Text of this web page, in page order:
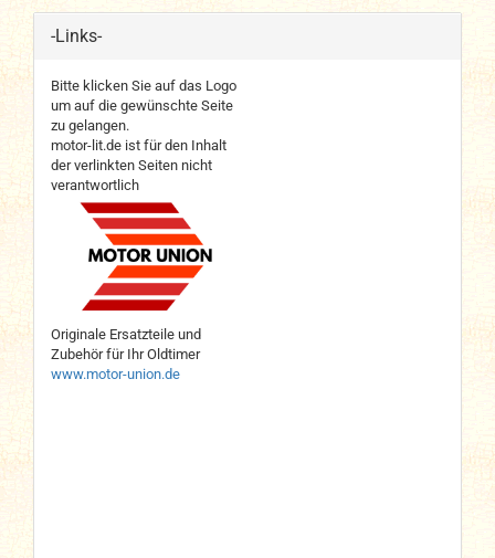
-Links-
Bitte klicken Sie auf das Logo
um auf die gewünschte Seite
zu gelangen.
motor-lit.de ist für den Inhalt
der verlinkten Seiten nicht
verantwortlich
Originale Ersatzteile und
Zubehör für Ihr Oldtimer
www.motor-union.de